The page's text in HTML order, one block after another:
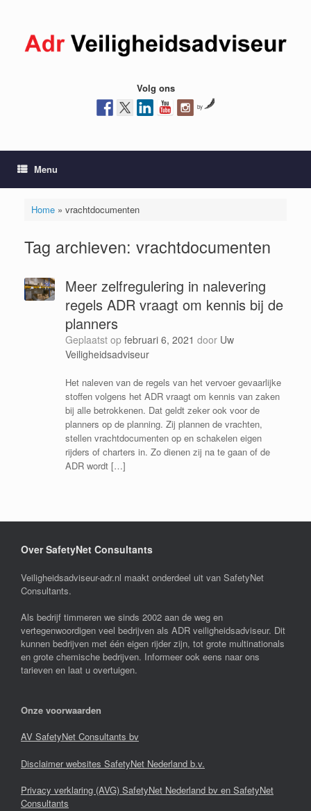
inhoud
Volg ons
by
Menu
Home» vrachtdocumenten
Tag archieven: vrachtdocumenten
Meer zelfregulering in nalevering
regels ADR vraagt om kennis bij de
planners
Geplaatst op februari 6, 2021 door Uw
Veiligheidsadviseur
Het naleven van de regels van het vervoer gevaarlijke
stoffen volgens het ADR vraagt om kennis van zaken
bij alle betrokkenen. Dat geldt zeker ook voor de
planners op de planning. Zij plannen de vrachten,
stellen vrachtdocumenten op en schakelen eigen
rijders of charters in. Zo dienen zij na te gaan of de
ADR wordt […]
Over SafetyNet Consultants
Veiligheidsadviseur-adr.nl maakt onderdeel uit van SafetyNet
Consultants.
Als bedrijf timmeren we sinds 2002 aan de weg en
vertegenwoordigen veel bedrijven als ADR veiligheidsadviseur. Dit
kunnen bedrijven met één eigen rijder zijn, tot grote multinationals
en grote chemische bedrijven. Informeer ook eens naar ons
tarieven en laat u overtuigen.
Onze voorwaarden
AV SafetyNet Consultants bv
Disclaimer websites SafetyNet Nederland b.v.
Privacy verklaring (AVG) SafetyNet Nederland bv en SafetyNet
Consultants